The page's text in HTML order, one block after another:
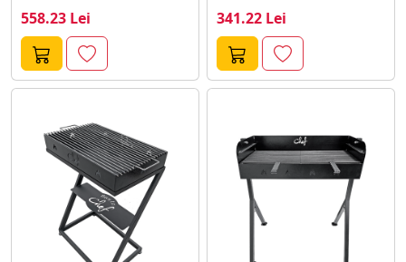
558.23 Lei 341.22 Lei